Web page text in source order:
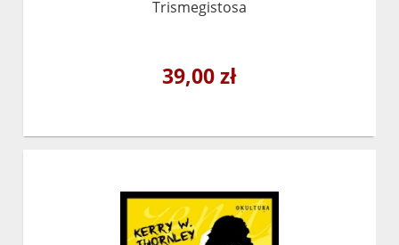
Trismegistosa
39,00 zł